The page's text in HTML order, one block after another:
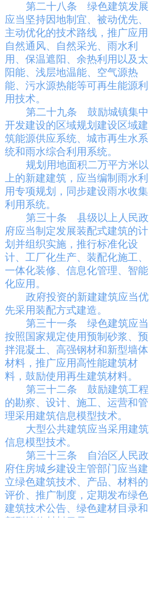
第二十八条
绿色建筑发展
应当坚持因地制宜、被动优先、
主动优化的技术路线，推广应用
自然通风、自然采光、雨水利
用、保温遮阳、余热利用以及太
阳能、浅层地温能、空气源热
能、污水源热能等可再生能源利
用技术。
第二十九条
鼓励城镇集中
开发建设的区域规划建设区域建
筑能源供应系统、城市再生水系
统和雨水综合利用系统。
规划用地面积二万平方米以
上的新建建筑，应当编制雨水利
用专项规划，同步建设雨水收集
利用系统。
第三十条
县级以上人民政
府应当制定发展装配式建筑的计
划并组织实施，推行标准化设
计、工厂化生产、装配化施工、
一体化装修、信息化管理、智能
化应用。
政府投资的新建建筑应当优
先采用装配方式建造。
第三十一条
绿色建筑应当
按照国家规定使用预制砂浆、预
拌混凝土、高强钢材和新型墙体
材料，推广应用高性能建筑材
料，鼓励使用再生建筑材料。
第三十二条
鼓励建筑工程
的勘察、设计、施工、运营和管
理采用建筑信息模型技术。
大型公共建筑应当采用建筑
信息模型技术。
第三十三条
自治区人民政
府住房城乡建设主管部门应当建
立绿色建筑技术、产品、材料的
评价、推广制度，定期发布绿色
建筑技术公告、绿色建材目录和
新型墙体材料目录。